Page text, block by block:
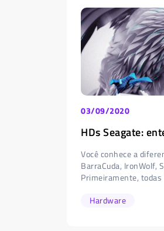
03/09/2020
HDs Seagate:
Você conhece a
BarraCuda, IronWolf,
Primeiramente, todas
Hardware